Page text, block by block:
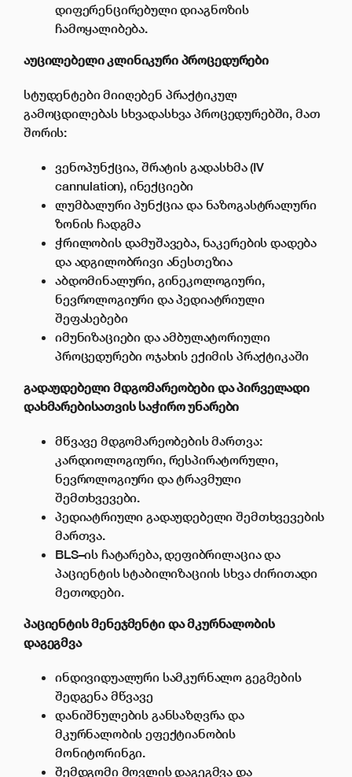
დიფერენცირებული დიაგნოზის
ჩამოყალიბება.
აუცილებელიკლინიკური პროცედურები
სტუდენტები მიიღებენ პრაქტიკულ
გამოცდილებას სხვადასხვა პროცედურებში, მათ
შორის:
ვენოპუნქცია, შრატის გადასხმა (IV
cannulation), ინექციები
ლუმბალური პუნქცია და ნაზოგასტრალური
ზონის ჩადგმა
ჭრილობის დამუშავება, ნაკერების დადება
და ადგილობრივი ანესთეზია
აბდომინალური, გინეკოლოგიური,
ნევროლოგიური და პედიატრიული
შეფასებები
იმუნიზაციები და ამბულატორიული
პროცედურები ოჯახის ექიმის პრაქტიკაში
გადაუდებელი მდგომარეობები დაპირველადი
დახმარებისათვის საჭირო უნარები
მწვავე მდგომარეობების მართვა:
კარდიოლოგიური, რესპირატორული,
ნევროლოგიური და ტრავმული
შემთხვევები.
პედიატრიული გადაუდებელი შემთხვევების
მართვა.
BLS–ის ჩატარება, დეფიბრილაცია და
პაციენტის სტაბილიზაციის სხვა ძირითადი
მეთოდები.
პაციენტის მენეჯმენტი დამკურნალობის
დაგეგმვა
ინდივიდუალური სამკურნალო გეგმების
შედგენა მწვავე
დანიშნულების განსაზღვრა და
მკურნალობის ეფექტიანობის
მონიტორინგი.
შემდგომი მოვლის დაგეგმვა და